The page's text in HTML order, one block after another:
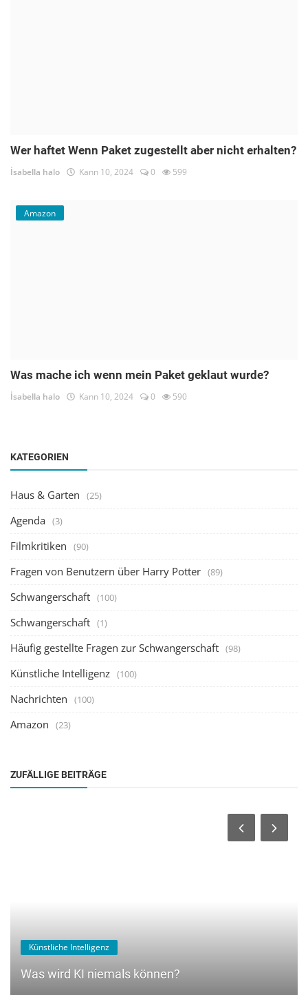
Wer haftet Wenn Paket zugestellt aber nicht erhalten?
İsabella halo Kann 10, 2024 0 599
Amazon
Was mache ich wenn mein Paket geklaut wurde?
İsabella halo Kann 10, 2024 0 590
KATEGORIEN
Haus & Garten (25)
Agenda (3)
Filmkritiken (90)
Fragen von Benutzern über Harry Potter (89)
Schwangerschaft (100)
Schwangerschaft (1)
Häufig gestellte Fragen zur Schwangerschaft (98)
Künstliche Intelligenz (100)
Nachrichten (100)
Amazon (23)
ZUFÄLLIGE BEITRÄGE
Künstliche Intelligenz
Was wird KI niemals können?